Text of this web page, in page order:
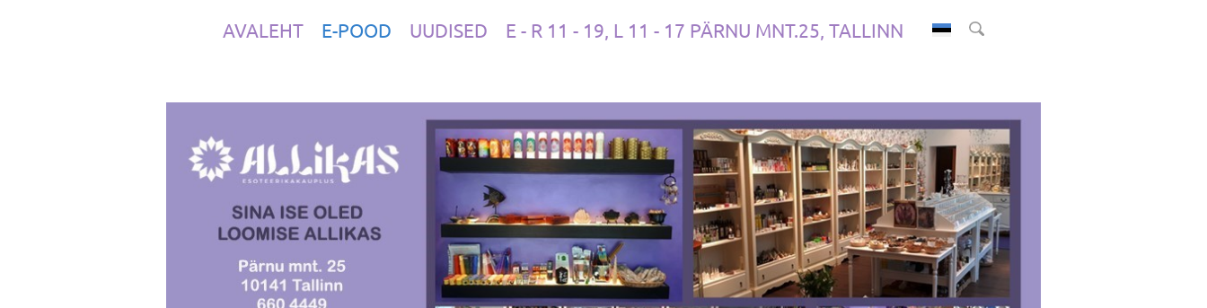
AVALEHT E-POOD UUDISED E - R 11 - 19, L 11 - 17 PÄRNU MNT.25, TALLINN